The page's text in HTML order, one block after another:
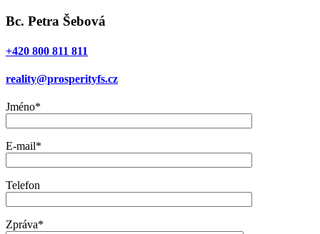
Bc. Petra Šebová
+420 800 811 811
reality@prosperityfs.cz
Jméno*
E-mail*
Telefon
Zpráva*